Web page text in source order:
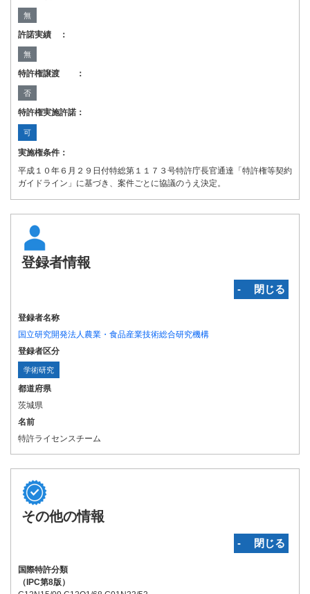
無
許諾実績 ：
無
特許権譲渡 ：
否
特許権実施許諾：
可
実施権条件：
平成１０年６月２９日付特総第１１７３号特許庁長官通達「特許権等契約
ガイドライン」に基づき、案件ごとに協議のうえ決定。
登録者情報
‐ 閉じる
登録者名称
国立研究開発法人農業・食品産業技術総合研究機構
登録者区分
学術研究
都道府県
茨城県
名前
特許ライセンスチーム
その他の情報
‐ 閉じる
国際特許分類
（IPC第8版）